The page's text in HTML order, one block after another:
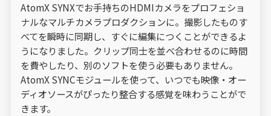
AtomX SYNXでお手持ちのHDMIカメラをプロフェショ
ナルなマルチカメラプロダクションに。撮影したものす
べてを瞬時に同期し、すぐに編集につくことができるよ
うになりました。クリップ同士を並べ合わせるのに時間
を費やしたり、別のソフトを使う必要もありません。
AtomX SYNCモジュールを使って、いつでも映像・オー
ディオソースがぴったり整合する感覚を味わうことがで
きます。